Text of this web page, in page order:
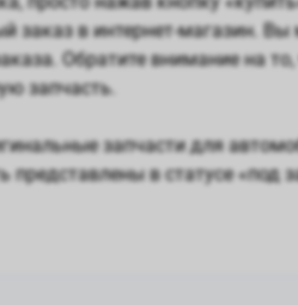
в интернет-магазин.
Обратите внимание на
запчасть.
запчасти для
в статусе